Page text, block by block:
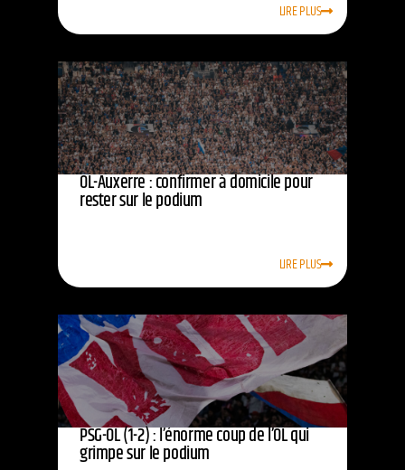
LIRE PLUS
OL-Auxerre : confirmer à domicile pour
rester sur le podium
LIRE PLUS
PSG-OL (1-2) : l’énorme coup de l’OL qui
grimpe sur le podium